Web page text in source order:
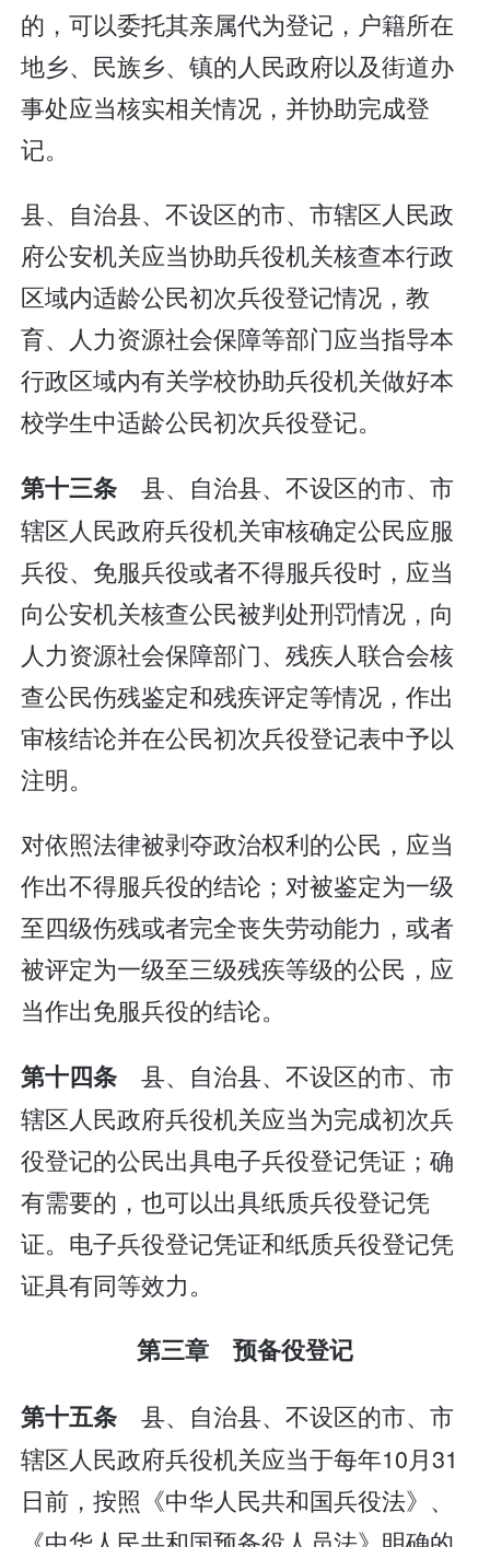
的，可以委托其亲属代为登记，户籍所在
地乡、民族乡、镇的人民政府以及街道办
事处应当核实相关情况，并协助完成登
记。
县、自治县、不设区的市、市辖区人民政
府公安机关应当协助兵役机关核查本行政
区域内适龄公民初次兵役登记情况，教
育、人力资源社会保障等部门应当指导本
行政区域内有关学校协助兵役机关做好本
校学生中适龄公民初次兵役登记。
第十三条县、自治县、不设区的市、市
辖区人民政府兵役机关审核确定公民应服
兵役、免服兵役或者不得服兵役时，应当
向公安机关核查公民被判处刑罚情况，向
人力资源社会保障部门、残疾人联合会核
查公民伤残鉴定和残疾评定等情况，作出
审核结论并在公民初次兵役登记表中予以
注明。
对依照法律被剥夺政治权利的公民，应当
作出不得服兵役的结论；对被鉴定为一级
至四级伤残或者完全丧失劳动能力，或者
被评定为一级至三级残疾等级的公民，应
当作出免服兵役的结论。
第十四条县、自治县、不设区的市、市
辖区人民政府兵役机关应当为完成初次兵
役登记的公民出具电子兵役登记凭证；确
有需要的，也可以出具纸质兵役登记凭
证。电子兵役登记凭证和纸质兵役登记凭
证具有同等效力。
第三章 预备役登记
第十五条县、自治县、不设区的市、市
辖区人民政府兵役机关应当于每年10月31
日前，按照《中华人民共和国兵役法》、